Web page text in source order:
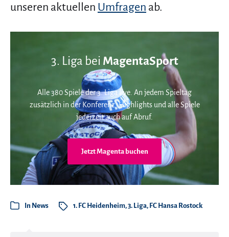
unseren aktuellen Umfragen ab.
3. Liga bei MagentaSport
Alle 380 Spiele der 3. Liga live. An jedem Spieltag
zusätzlich in der Konferenz. Highlights und alle Spiele
jederzeit auch auf Abruf.
Jetzt Magenta buchen
In News 1. FC Heidenheim,3. Liga, FC Hansa Rostock